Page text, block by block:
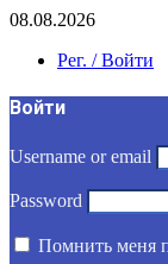
08.08.2026
Рег. / Войти
Войти
Username or email
Password
Помнить меня